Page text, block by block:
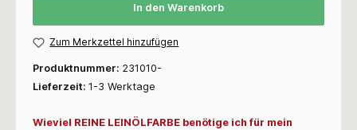
In den Warenkorb
Zum Merkzettel hinzufügen
Produktnummer: 231010-
Lieferzeit: 1-3 Werktage
Wieviel REINE LEINÖLFARBE benötige ich für mein